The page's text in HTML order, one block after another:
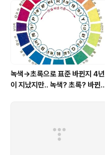
녹색→초록으로 표준 바뀐지 4년
이 지났지만.. 녹색? 초록? 바뀐